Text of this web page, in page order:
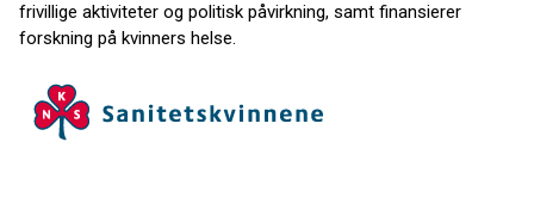
frivillige aktiviteter og politisk påvirkning, samt finansierer
forskning på kvinners helse.